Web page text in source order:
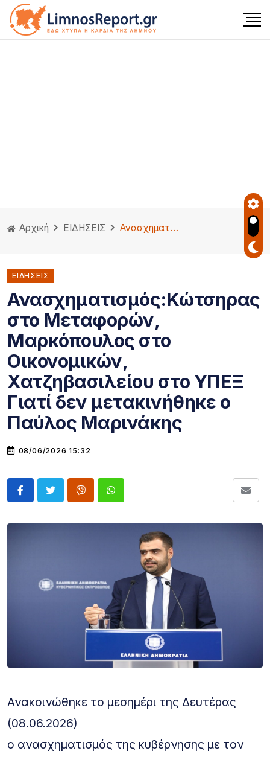
Αρχική ΕΙΔΗΣΕΙΣ Ανασχηματισμός:Κώτσηρας στο Μεταφορών, Μαρκόπουλος στο Οικονομικών, Χατζηβασιλείου στο ΥΠΕΞ Γιατί δεν μετακινήθηκε ο Παύλος Μαρινάκης
ΕΙΔΗΣΕΙΣ
Ανασχηματισμός:Κώτσηρας
στο Μεταφορών,
Μαρκόπουλος στο
Οικονομικών,
Χατζηβασιλείου στο ΥΠΕΞ
Γιατί δεν μετακινήθηκε ο
Παύλος Μαρινάκης
08/06/2026 15:32
Ανακοινώθηκε το μεσημέρι της Δευτέρας
(08.06.2026)
ο ανασχηματισμός της κυβέρνησης με τον